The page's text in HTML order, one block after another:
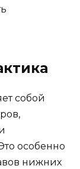
собой
особенно
нижних